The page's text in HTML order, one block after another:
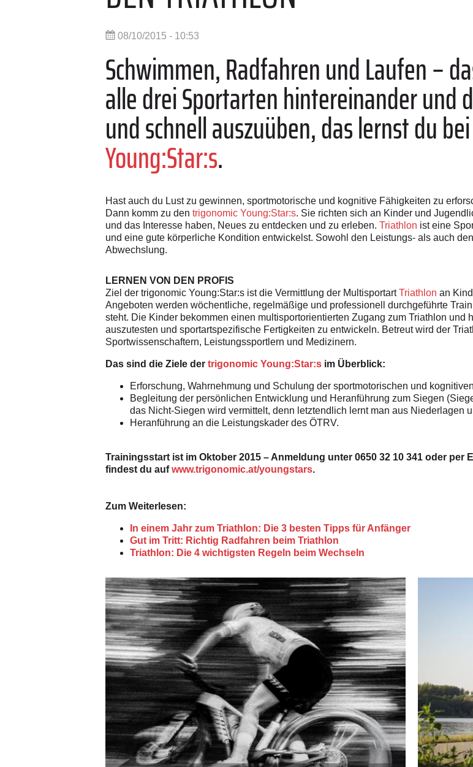
08/10/2015 - 10:53
Schwimmen, Radfahren und Laufen –
alle drei Sportarten hintereinander und
und schnell auszuüben, das lernst du
Young:Star:s.
Hast auch du Lust zu gewinnen, sportmotorische und kognitive Fähigkeiten zu
Dann komm zu den trigonomic Young:Star:s. Sie richten sich an Kinder und
und das Interesse haben, Neues zu entdecken und zu erleben. Triathlon ist eine
und eine gute körperliche Kondition entwickelst. Sowohl den Leistungs- als auch den
Abwechslung.
LERNEN VON DEN PROFIS
Ziel der trigonomic Young:Star:s ist die Vermittlung der MultisportartTriathlon an
Angeboten werden wöchentliche, regelmäßige und professionell durchgeführte
steht. Die Kinder bekommen einen multisportorientierten Zugang zum Triathlon
auszutesten und sportartspezifische Fertigkeiten zu entwickeln. Betreut wird der
Sportwissenschaftern, Leistungssportlern und Medizinern.
Das sind die Ziele der trigonomic Young:Star:s im Überblick:
Erforschung, Wahrnehmung und Schulung der sportmotorischen und
Begleitung der persönlichen Entwicklung und Heranführung zum Siegen
das Nicht-Siegen wird vermittelt, denn letztendlich lernt man aus Niederlagen
Heranführung an die Leistungskader des ÖTRV.
Trainingsstart ist im Oktober 2015 – Anmeldung unter 0650 32 10 341 oder per
findest du aufwww.trigonomic.at/youngstars.
Zum Weiterlesen:
In einem Jahr zum Triathlon: Die 3 besten Tipps für Anfänger
Gut im Tritt: Richtig Radfahren beim Triathlon
Triathlon: Die 4 wichtigsten Regeln beim Wechseln